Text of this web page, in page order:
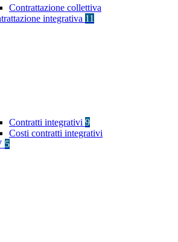
Contrattazione collettiva
integrativa 11
Contratti integrativi 9
Costi contratti integrativi
5